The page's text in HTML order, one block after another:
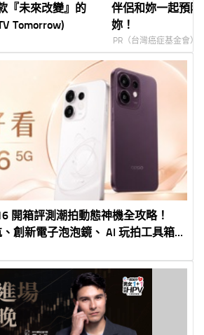
『未來改變』的
Tomorrow)
伴侶和妳一起預
妳！
PR（台灣癌症基金會）
開箱評測潮拍動態神機全攻略！
創新電子泡泡鏡、 AI 玩拍工具箱深